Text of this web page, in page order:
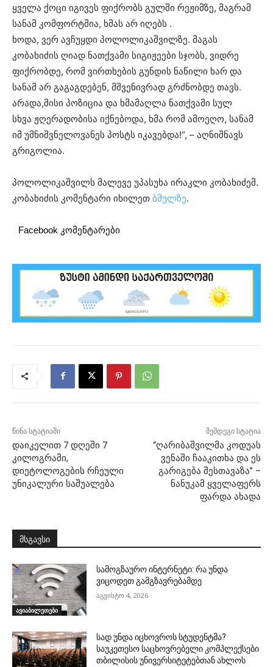
ყველა ქოცი იგივეს ფიქრობს გულში რეჟიმზე, მაგრამ
სანამ კომფორტშია, ხმას არ იღებს .
ხოდა, ვერ ავჩუყდი პოლოლიკაშვილზე. მაგას
კობახიძის ღიად ნათქვამი სიგიჟეები სჯობს, ვიდრე
ფიქრობდე, რომ ვირთხების გუნდის ნაწილი ხარ და
სანამ არ გაგაგდებენ, მშვენივრად გრძნობდე თავს.
არადა,მისი პოზიცია და ხმამაღლა ნათქვამი სულ
სხვა ჟღერადობისა იქნებოდა, ხმა რომ ამოეღო, სანამ
იმ უმნიშვნელოვანეს პოსტს იკავებდა!“, – აღნიშნავს
გრიგოლია.
პოლოლიკაშვილს მალევე უპასუხა ირაკლი კობახიძემ.
კობახიძის კომენტარი იხილეთ ბმულზე.
Facebook კომენტარები
წინა სტატიაში
დაიკელით 7 დღეში 7
კილოგრამი,
დიეტოლოგების რჩეული
უნიკალური საშუალება
შემდეგი სტატია
“ღარიბაშვილმა კოდუას
ვენაში ჩააკითხა და ეს
გარიგება შესთავაზა” –
ნანუკამ ყველაფერს
ფარდა ახადა
მსგავსი
ავიაბილეთები
სამოგზაურო ინტერნეტი: რა უნდა
ვიცოდეთ გამგზავრებამდე
აგვისტო 4, 2026
სად უნდა იცხოვროს სტუდენტმა?
საუკეთესო საცხოვრებელი კომპლექსები
თბილისის უნივერსიტეტებთან ახლოს